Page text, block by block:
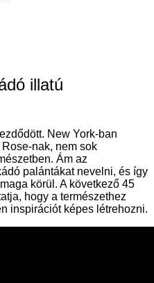
illatú
New York-ban
nak, nem sok
Ám az
palántákat nevelni, és így
körül. A következő 45
hogy a természethez
inspirációt képes létrehozni.